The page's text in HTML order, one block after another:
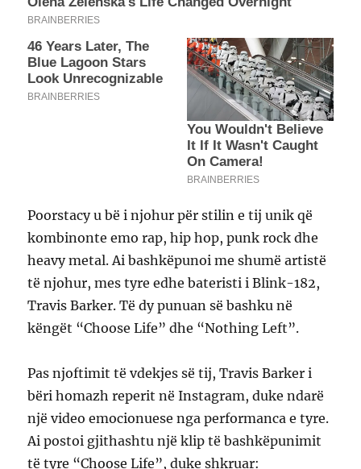
Poorstacy u bë i njohur për stilin e tij unik që
kombinonte emo rap, hip hop, punk rock dhe
heavy metal. Ai bashkëpunoi me shumë artistë
të njohur, mes tyre edhe bateristi i Blink-182,
Travis Barker. Të dy punuan së bashku në
këngët “Choose Life” dhe “Nothing Left”.
Pas njoftimit të vdekjes së tij, Travis Barker i
bëri homazh reperit në Instagram, duke ndarë
një video emocionuese nga performanca e tyre.
Ai postoi gjithashtu një klip të bashkëpunimit
të tyre “Choose Life”, duke shkruar: